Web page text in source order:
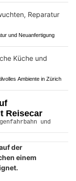
und Neuanfertigung
Ambiente in Zürich
Reisecar
der
einem